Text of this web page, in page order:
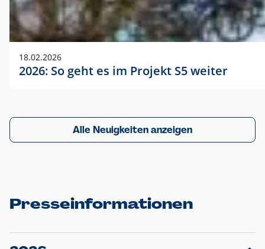
18.02.2026
2026: So geht es im Projekt S5 weiter
Alle Neuigkeiten anzeigen
Presseinformationen